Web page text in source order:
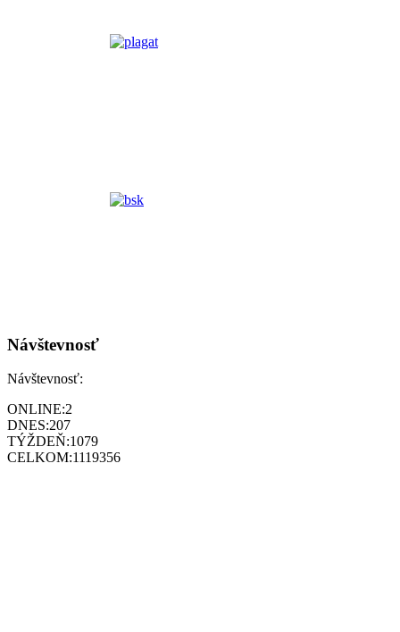
Návštevnosť
Návštevnosť:
ONLINE:2
DNES:207
TÝŽDEŇ:1079
CELKOM:1119356